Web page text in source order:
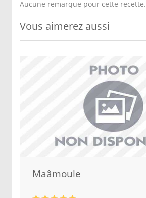
Aucune remarque pour cette recette.
Vous aimerez aussi
Maâmoule